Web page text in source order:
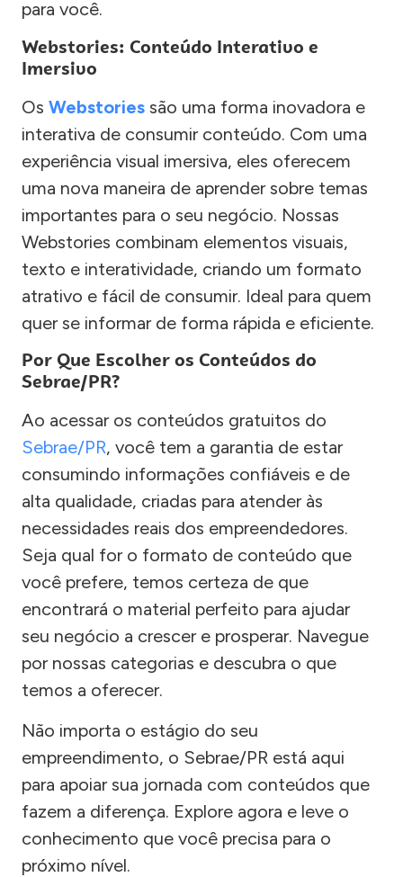
para você.
Webstories: Conteúdo Interativo e
Imersivo
Os Webstories são uma forma inovadora e
interativa de consumir conteúdo. Com uma
experiência visual imersiva, eles oferecem
uma nova maneira de aprender sobre temas
importantes para o seu negócio. Nossas
Webstories combinam elementos visuais,
texto e interatividade, criando um formato
atrativo e fácil de consumir. Ideal para quem
quer se informar de forma rápida e eficiente.
Por Que Escolher os Conteúdos do
Sebrae/PR?
Ao acessar os conteúdos gratuitos do
Sebrae/PR, você tem a garantia de estar
consumindo informações confiáveis e de
alta qualidade, criadas para atender às
necessidades reais dos empreendedores.
Seja qual for o formato de conteúdo que
você prefere, temos certeza de que
encontrará o material perfeito para ajudar
seu negócio a crescer e prosperar. Navegue
por nossas categorias e descubra o que
temos a oferecer.
Não importa o estágio do seu
empreendimento, o Sebrae/PR está aqui
para apoiar sua jornada com conteúdos que
fazem a diferença. Explore agora e leve o
conhecimento que você precisa para o
próximo nível.